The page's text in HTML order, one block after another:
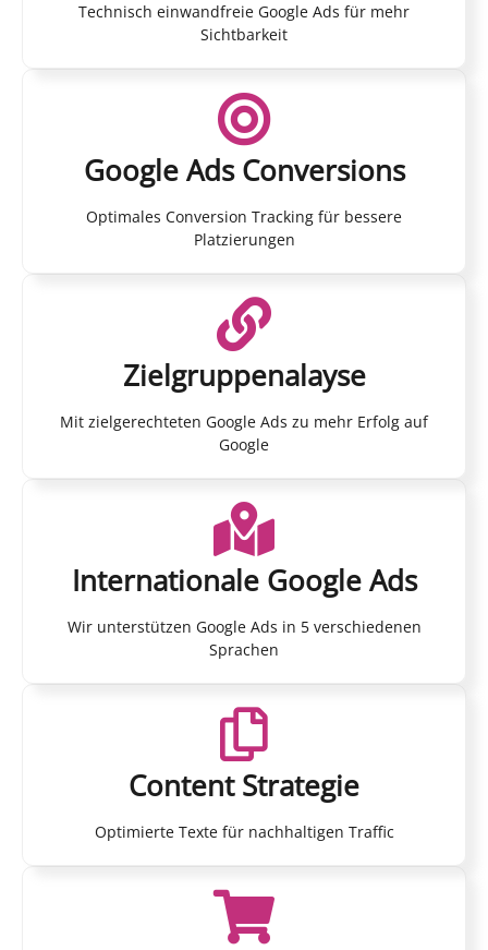
Technisch einwandfreie Google Ads für mehr
Sichtbarkeit
Google Ads Conversions
Optimales Conversion Tracking für bessere
Platzierungen
Zielgruppenalayse
Mit zielgerechteten Google Ads zu mehr Erfolg auf
Google
Internationale Google Ads
Wir unterstützen Google Ads in 5 verschiedenen
Sprachen
Content Strategie
Optimierte Texte für nachhaltigen Traffic